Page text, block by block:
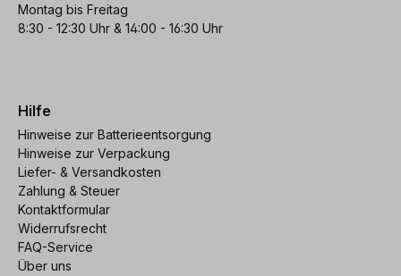
Montag bis Freitag
8:30 - 12:30 Uhr & 14:00 - 16:30 Uhr
Hilfe
Hinweise zur Batterieentsorgung
Hinweise zur Verpackung
Liefer- & Versandkosten
Zahlung & Steuer
Kontaktformular
Widerrufsrecht
FAQ-Service
Über uns